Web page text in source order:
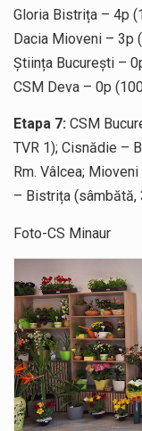
Gloria Bistrița – 4p
Dacia Mioveni – 3p
Știința București –
CSM Deva – 0p
Etapa 7: CSM
TVR 1); Cisnădie –
Rm. Vâlcea;
– Bistrița (sâmbătă,
Foto-CS Minaur